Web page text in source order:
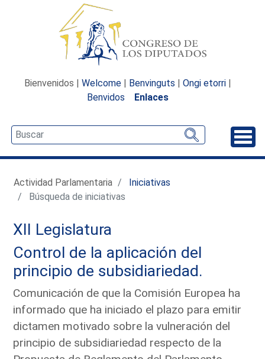
Bienvenidos | Welcome | Benvinguts | Ongi etorri |
Benvidos
Enlaces
Actividad Parlamentaria
Iniciativas
Búsqueda de iniciativas
XII Legislatura
Control de la aplicación del
principio de subsidiariedad.
Comunicación de que la Comisión Europea ha
informado que ha iniciado el plazo para emitir
dictamen motivado sobre la vulneración del
principio de subsidiariedad respecto de la